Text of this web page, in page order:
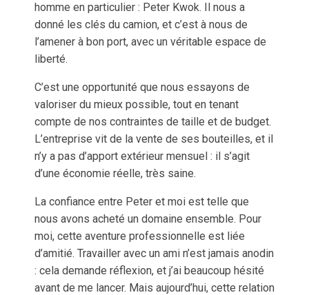
homme en particulier : Peter Kwok. Il nous a
donné les clés du camion, et c’est à nous de
l’amener à bon port, avec un véritable espace de
liberté.
C’est une opportunité que nous essayons de
valoriser du mieux possible, tout en tenant
compte de nos contraintes de taille et de budget.
L’entreprise vit de la vente de ses bouteilles, et il
n’y a pas d’apport extérieur mensuel : il s’agit
d’une économie réelle, très saine.
La confiance entre Peter et moi est telle que
nous avons acheté un domaine ensemble. Pour
moi, cette aventure professionnelle est liée
d’amitié. Travailler avec un ami n’est jamais anodin
: cela demande réflexion, et j’ai beaucoup hésité
avant de me lancer. Mais aujourd’hui, cette relation